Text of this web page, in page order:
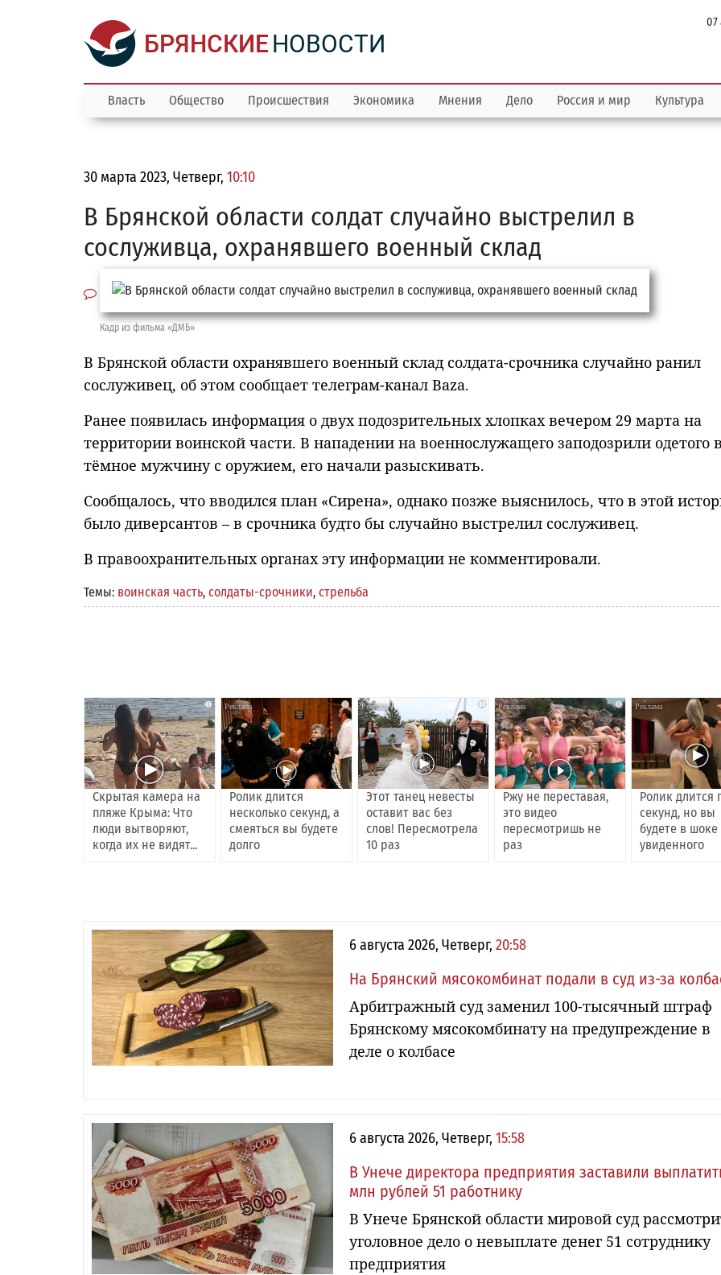
БРЯНСКИЕНОВОСТИ
07
Власть Общество Происшествия Экономика Мнения Дело Россия и мир Культура
30 марта 2023, Четверг, 10:10
В Брянской области солдат случайно выстрелил в
сослуживца, охранявшего военный склад
Кадр из фильма «ДМБ»
В Брянской области охранявшего военный склад солдата-срочника случайно ранил
сослуживец, об этом сообщает телеграм-канал Baza.
Ранее появилась информация о двух подозрительных хлопках вечером 29 марта на
территории воинской части. В нападении на военнослужащего заподозрили одетого
тёмное мужчину с оружием, его начали разыскивать.
Сообщалось, что вводился план «Сирена», однако позже выяснилось, что в этой
было диверсантов – в срочника будто бы случайно выстрелил сослуживец.
В правоохранительных органах эту информации не комментировали.
Темы: воинская часть, солдаты-срочники, стрельба
i
Скрытая камера на
пляже Крыма: Что
люди вытворяют,
когда их не видят...
i
Ролик длится
несколько секунд, а
смеяться вы будете
долго
i
Этот танец невесты
оставит вас без
слов! Пересмотрела
10 раз
i
Ржу не переставая,
это видео
пересмотришь не
раз
Ролик длится
секунд, но вы
будете в шоке
увиденного
6 августа 2026, Четверг, 20:58
На Брянский мясокомбинат подали в суд из-за
Арбитражный суд заменил 100-тысячный штраф
Брянскому мясокомбинату на предупреждение в
деле о колбасе
6 августа 2026, Четверг, 15:58
В Унече директора предприятия заставили
млн рублей 51 работнику
В Унече Брянской области мировой суд
уголовное дело о невыплате денег 51 сотруднику
предприятия